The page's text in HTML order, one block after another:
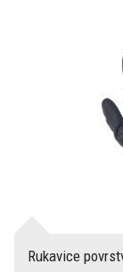
Rukavice